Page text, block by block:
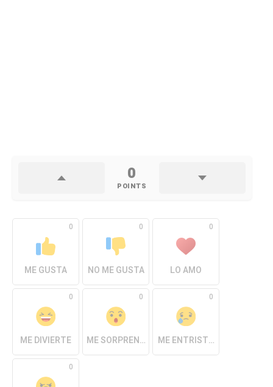
0
POINTS
0
ME GUSTA
0
NO ME GUSTA
0
LO AMO
0
ME DIVIERTE
0
ME SORPRENDE
0
ME ENTRISTECE
0